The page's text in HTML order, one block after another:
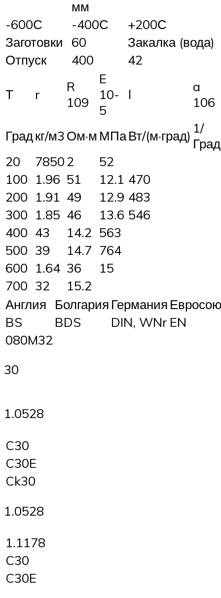
мм
-600С
-400С
+200С
Заготовки
60
Закалка (вода)
Отпуск
400 42
Т r
R
109
E
10-
5
l
a
106
Градкг/м3 Ом·м МПаВт/(м·град) 1/
Град
20
78502
52
100 1.96 51 12.1 470
200 1.91 49 12.9 483
300 1.85 46 13.6 546
400 43 14.2 563
500 39 14.7 764
600 1.64 36
15
700 32
15.2
Англия
Болгария Германия
BS
BDS DIN, WNr EN
080M32
30
1.0528
C30
C30E
Ck30
1.0528
1.1178
C30
C30E